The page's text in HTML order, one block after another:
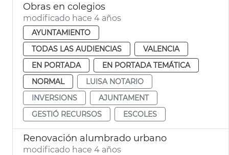
Obras en colegios
modificado hace 4 años
AYUNTAMIENTO
TODAS LAS AUDIENCIAS
VALENCIA
EN PORTADA
EN PORTADA TEMÁTICA
NORMAL
LUISA NOTARIO
INVERSIONS
AJUNTAMENT
GESTIÓ RECURSOS
ESCOLES
Renovación alumbrado urbano
modificado hace 4 años